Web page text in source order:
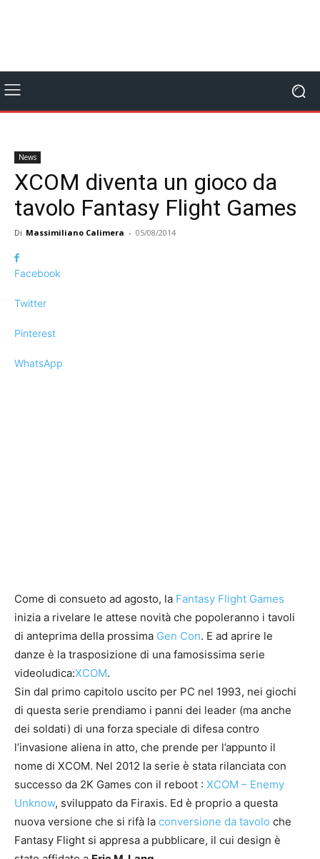
News
XCOM diventa un gioco da
tavolo Fantasy Flight Games
Di Massimiliano Calimera - 05/08/2014
Facebook
Twitter
Pinterest
WhatsApp
Come di consueto ad agosto, la Fantasy Flight Games
inizia a rivelare le attese novità che popoleranno i tavoli
di anteprima della prossima Gen Con. E ad aprire le
danze è la trasposizione di una famosissima serie
videoludica:XCOM.
Sin dal primo capitolo uscito per PC nel 1993, nei giochi
di questa serie prendiamo i panni dei leader (ma anche
dei soldati) di una forza speciale di difesa contro
l’invasione aliena in atto, che prende per l’appunto il
nome di XCOM. Nel 2012 la serie è stata rilanciata con
successo da 2K Games con il reboot : XCOM – Enemy
Unknow, sviluppato da Firaxis. Ed è proprio a questa
nuova versione che si rifà la conversione da tavolo che
Fantasy Flight si appresa a pubblicare, il cui design è